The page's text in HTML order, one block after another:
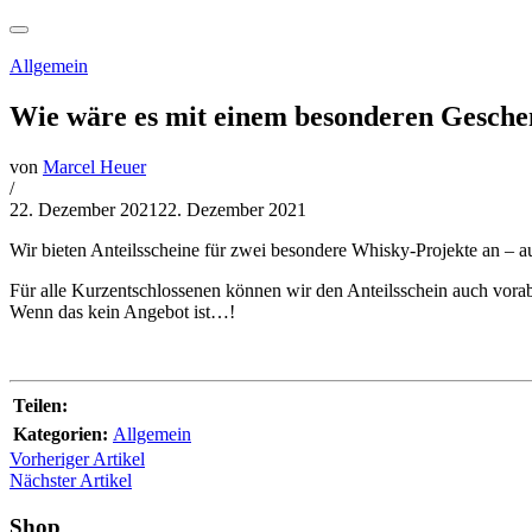
Allgemein
Wie wäre es mit einem besonderen
von Marcel Heuer
/
22. Dezember 2021 22. Dezember 2021
Wir bieten Anteilsscheine für zwei besondere Whisky-Projekte an –
Für alle Kurzentschlossenen können wir den Anteilsschein auch
Wenn das kein Angebot ist…!
Teilen:
Kategorien: Allgemein
Vorheriger Artikel
Nächster Artikel
Shop